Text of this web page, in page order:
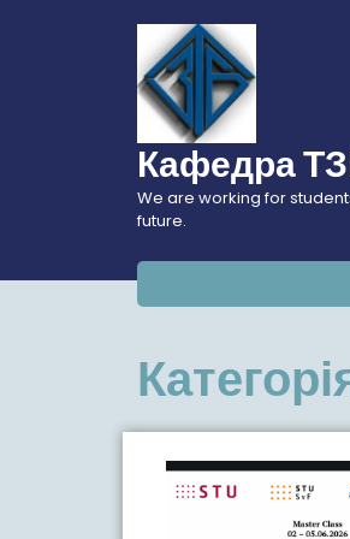
Кафедра
We are working for
future.